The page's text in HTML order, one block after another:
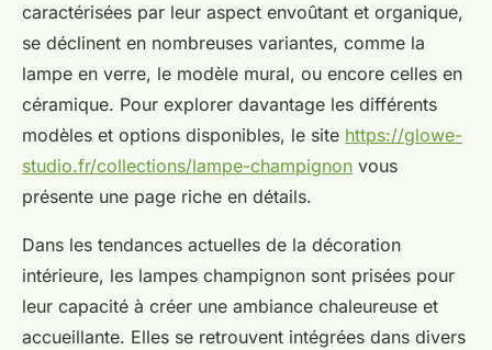
caractérisées par leur aspect envoûtant et organique,
se déclinent en nombreuses variantes, comme la
lampe en verre, le modèle mural, ou encore celles en
céramique. Pour explorer davantage les différents
modèles et options disponibles, le site https://glowe-
studio.fr/collections/lampe-champignon vous
présente une page riche en détails.
Dans les tendances actuelles de la décoration
intérieure, les lampes champignon sont prisées pour
leur capacité à créer une ambiance chaleureuse et
accueillante. Elles se retrouvent intégrées dans divers